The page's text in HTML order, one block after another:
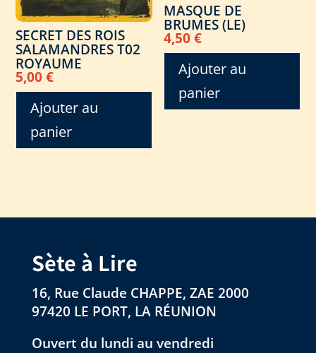
SECRET DES ROIS
SALAMANDRES T02
ROYAUME
5,00€
Ajouter au
panier
MASQUE DE
BRUMES (LE)
4,50€
Ajouter au
panier
Sète à Lire
16, Rue Claude CHAPPE, ZAE 2000
97420 LE PORT, LA RÉUNION
Ouvert du lundi au vendredi